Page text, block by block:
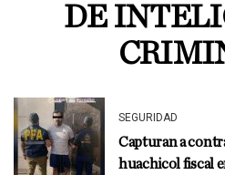
DE
SEGURIDAD
Capturan a
huachicol fiscal